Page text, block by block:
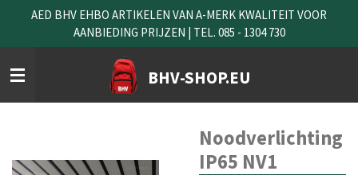
naar
de
hoofdinhoud
BHV-SHOP.EU
AED BHV EHBO ARTIKELEN VAN A-MERK KWALITEIT VOOR
AANBIEDING PRIJZEN | TEL. 085 - 1304 730
Noodverlichting
IP65 NV1